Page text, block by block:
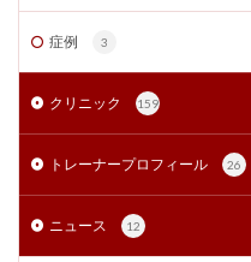
症例 3
クリニック 159
トレーナープロフィール 26
ニュース 12